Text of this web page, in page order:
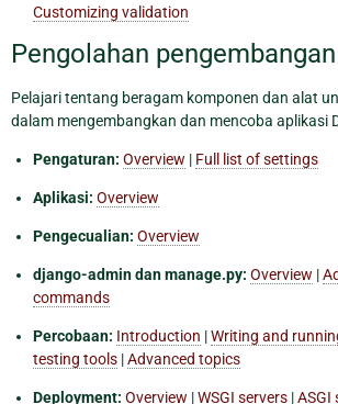
Customizing validation
Pengolahan pengembangan
Pelajari tentang beragam komponen dan alat
dalam mengembangkan dan mencoba aplikasi
Pengaturan: Overview | Full list of settings
Aplikasi: Overview
Pengecualian: Overview
django-admin dan manage.py: Overview |
commands
Percobaan: Introduction |Writing and
testing tools |Advanced topics
Deployment: Overview |WSGI servers |ASGI